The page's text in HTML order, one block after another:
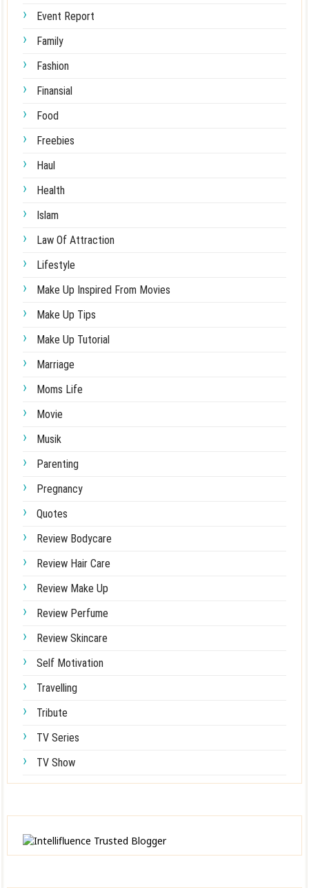
Event Report
Family
Fashion
Finansial
Food
Freebies
Haul
Health
Islam
Law Of Attraction
Lifestyle
Make Up Inspired From Movies
Make Up Tips
Make Up Tutorial
Marriage
Moms Life
Movie
Musik
Parenting
Pregnancy
Quotes
Review Bodycare
Review Hair Care
Review Make Up
Review Perfume
Review Skincare
Self Motivation
Travelling
Tribute
TV Series
TV Show